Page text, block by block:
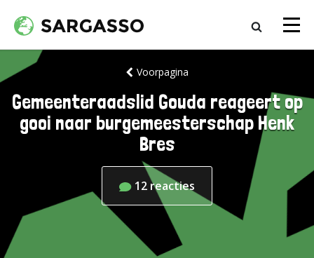
Voorpagina
Gemeenteraadslid Gouda reageert op
gooi naar burgemeesterschap Henk
Bres
12 reacties